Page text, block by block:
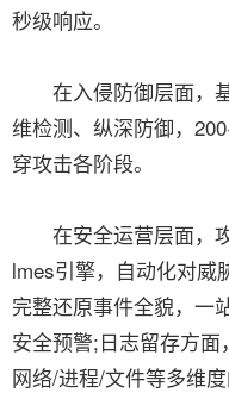
秒级响应。
在入侵防御层面，基
维检测、纵深防御，
穿攻击各阶段。
在安全运营层面，攻
lmes引擎，自动化对威
完整还原事件全貌，一
安全预警;日志留存方
网络/进程/文件等多维